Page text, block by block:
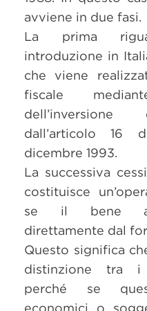
avviene in due fasi.
La prima
introduzione in
che viene
fiscale
dall’articolo 16
dicembre 1993.
La successiva
costituisce
se il bene
direttamente dal
Questo significa
distinzione tra i
perché se
economici o